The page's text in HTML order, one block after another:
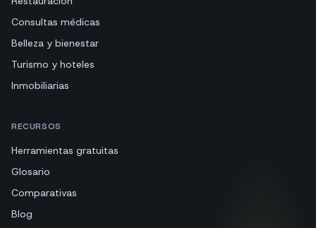
Consultas médicas
Belleza y bienestar
Turismo y hoteles
Inmobiliarias
RECURSOS
Herramientas gratuitas
Glosario
Comparativas
Blog